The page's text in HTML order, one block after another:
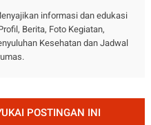
informasi dan edukasi
Berita, Foto Kegiatan,
Kesehatan dan Jadwal
POSTINGAN INI